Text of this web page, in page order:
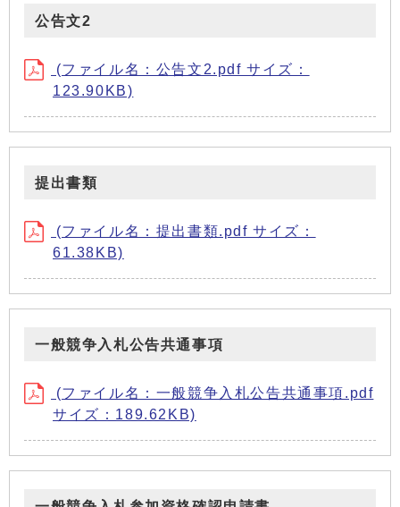
公告文2
(ファイル名：公告文2.pdf サイズ：
123.90KB)
提出書類
(ファイル名：提出書類.pdf サイズ：
61.38KB)
一般競争入札公告共通事項
(ファイル名：一般競争入札公告共通事項.pdf
サイズ：189.62KB)